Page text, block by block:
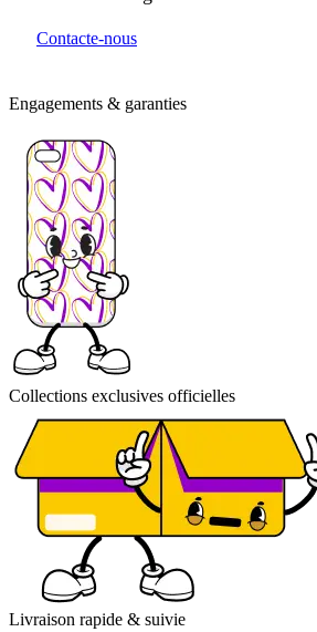
Contacte-nous
Engagements & garanties
Collections exclusives officielles
Livraison rapide & suivie